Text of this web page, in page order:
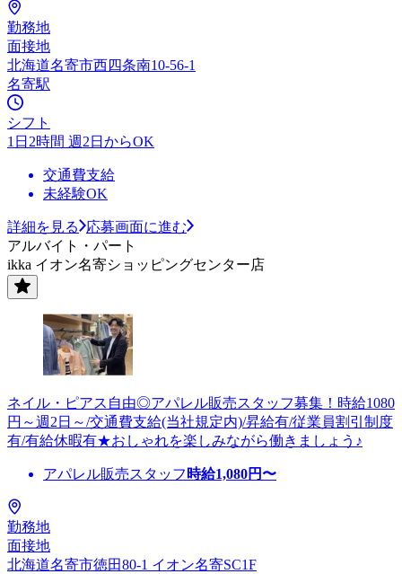
勤務地
面接地
北海道名寄市西四条南10-56-1
名寄駅
シフト
1日2時間 週2日からOK
交通費支給
未経験OK
詳細を見る
応募画面に進む
アルバイト・パート
ikka イオン名寄ショッピングセンター店
ネイル・ピアス自由◎アパレル販売スタッフ募集！時給1080
円～週2日～/交通費支給(当社規定内)/昇給有/従業員割引制度
有/有給休暇有★おしゃれを楽しみながら働きましょう♪
アパレル販売スタッフ 時給1,080円〜
勤務地
面接地
北海道名寄市徳田80-1 イオン名寄SC1F